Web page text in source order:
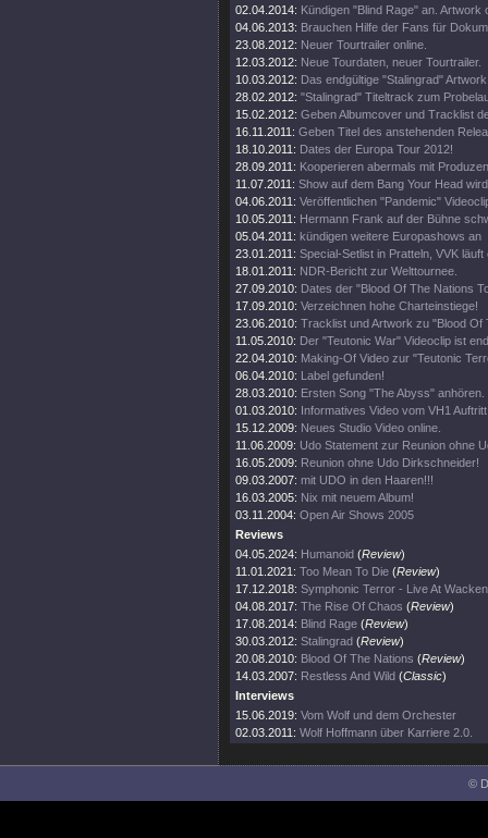
02.04.2014: Kündigen "Blind Rage" an. Artwork
04.06.2013: Brauchen Hilfe der Fans für
23.08.2012: Neuer Tourtrailer online.
12.03.2012: Neue Tourdaten, neuer Tourtrailer.
10.03.2012: Das endgültige "Stalingrad"
28.02.2012: "Stalingrad" Titeltrack zum
15.02.2012: Geben Albumcover und Tracklist
16.11.2011: Geben Titel des anstehenden
18.10.2011: Dates der Europa Tour 2012!
28.09.2011: Kooperieren abermals mit
11.07.2011: Show auf dem Bang Your Head
04.06.2011: Veröffentlichen "Pandemic"
10.05.2011: Hermann Frank auf der Bühne
05.04.2011: kündigen weitere Europashows an
23.01.2011: Special-Setlist in Pratteln, VVK läuft
18.01.2011: NDR-Bericht zur Welttournee.
27.09.2010: Dates der "Blood Of The Nations
17.09.2010: Verzeichnen hohe Charteinstiege!
23.06.2010: Tracklist und Artwork zu "Blood Of
11.05.2010: Der "Teutonic War" Videoclip ist
22.04.2010: Making-Of Video zur "Teutonic
06.04.2010: Label gefunden!
28.03.2010: Ersten Song "The Abyss" anhören.
01.03.2010: Informatives Video vom VH1
15.12.2009: Neues Studio Video online.
11.06.2009: Udo Statement zur Reunion ohne
16.05.2009: Reunion ohne Udo Dirkschneider!
09.03.2007: mit UDO in den Haaren!!!
16.03.2005: Nix mit neuem Album!
03.11.2004: Open Air Shows 2005
Reviews
04.05.2024: Humanoid (Review)
11.01.2021: Too Mean To Die (Review)
17.12.2018: Symphonic Terror - Live At
04.08.2017: The Rise Of Chaos (Review)
17.08.2014: Blind Rage (Review)
30.03.2012: Stalingrad (Review)
20.08.2010: Blood Of The Nations (Review)
14.03.2007: Restless And Wild (Classic)
Interviews
15.06.2019: Vom Wolf und dem Orchester
02.03.2011: Wolf Hoffmann über Karriere 2.0.
©